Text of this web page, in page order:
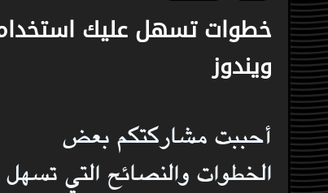
خطوات تسهل عليك
ويندوز
أحببت مشاركتكم بعض
الخطوات والنصائح التي تسهل